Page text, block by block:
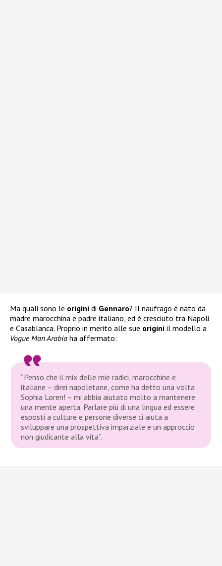
Ma quali sono le origini di Gennaro? Il naufrago è nato da
madre marocchina e padre italiano, ed è cresciuto tra Napoli
e Casablanca. Proprio in merito alle sue origini il modello a
Vogue Man Arabia ha affermato:
“Penso che il mix delle mie radici, marocchine e
italiane – direi napoletane, come ha detto una volta
Sophia Loren! – mi abbia aiutato molto a mantenere
una mente aperta. Parlare più di una lingua ed essere
esposti a culture e persone diverse ci aiuta a
sviluppare una prospettiva imparziale e un approccio
non giudicante alla vita”.